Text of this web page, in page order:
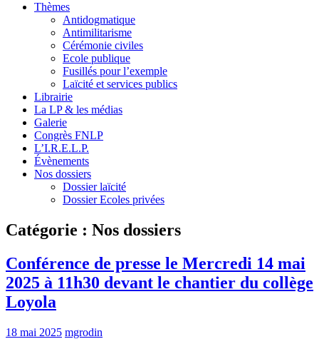
Thèmes
Antidogmatique
Antimilitarisme
Cérémonie civiles
Ecole publique
Fusillés pour l’exemple
Laïcité et services publics
Librairie
La LP & les médias
Galerie
Congrès FNLP
L’I.R.E.L.P.
Évènements
Nos dossiers
Dossier laïcité
Dossier Ecoles privées
Catégorie : Nos dossiers
Conférence de presse le Mercredi 14 mai
2025 à 11h30 devant le chantier du collège
Loyola
18 mai 2025 mgrodin